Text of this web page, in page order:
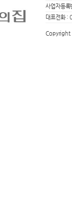
사업자등
대표전화 :
Copyright